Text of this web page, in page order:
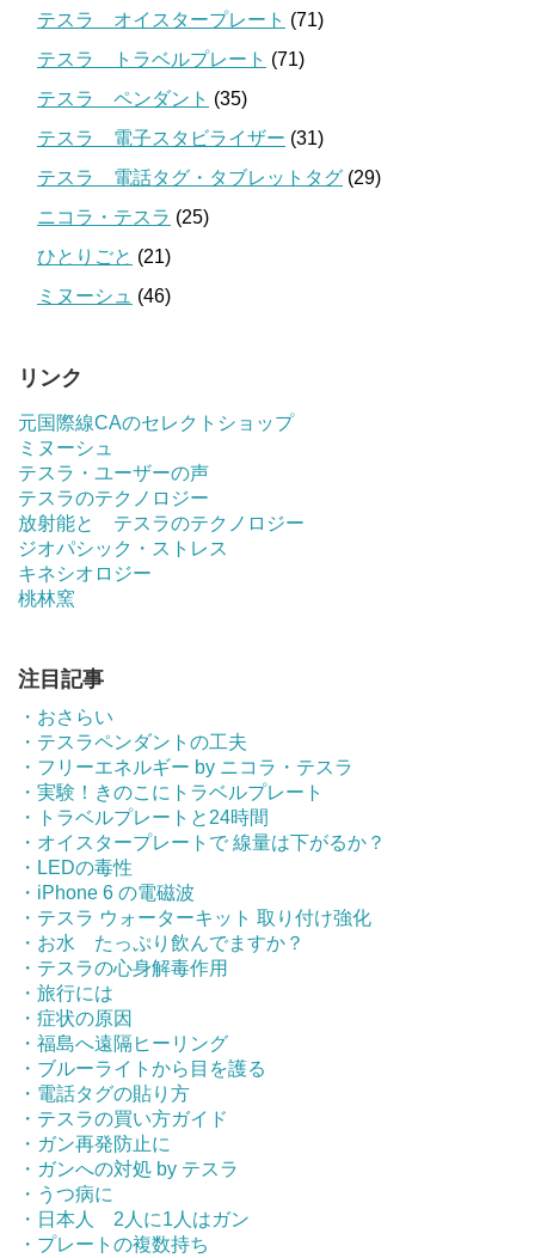
テスラ オイスタープレート (71)
テスラ トラベルプレート (71)
テスラ ペンダント (35)
テスラ 電子スタビライザー (31)
テスラ 電話タグ・タブレットタグ (29)
ニコラ・テスラ (25)
ひとりごと (21)
ミヌーシュ (46)
リンク
元国際線CAのセレクトショップ
ミヌーシュ
テスラ・ユーザーの声
テスラのテクノロジー
放射能と テスラのテクノロジー
ジオパシック・ストレス
キネシオロジー
桃林窯
注目記事
・おさらい
・テスラペンダントの工夫
・フリーエネルギー by ニコラ・テスラ
・実験！きのこにトラベルプレート
・トラベルプレートと24時間
・オイスタープレートで 線量は下がるか？
・LEDの毒性
・iPhone 6 の電磁波
・テスラ ウォーターキット 取り付け強化
・お水 たっぷり飲んでますか？
・テスラの心身解毒作用
・旅行には
・症状の原因
・福島へ遠隔ヒーリング
・ブルーライトから目を護る
・電話タグの貼り方
・テスラの買い方ガイド
・ガン再発防止に
・ガンへの対処 by テスラ
・うつ病に
・日本人 2人に1人はガン
・プレートの複数持ち